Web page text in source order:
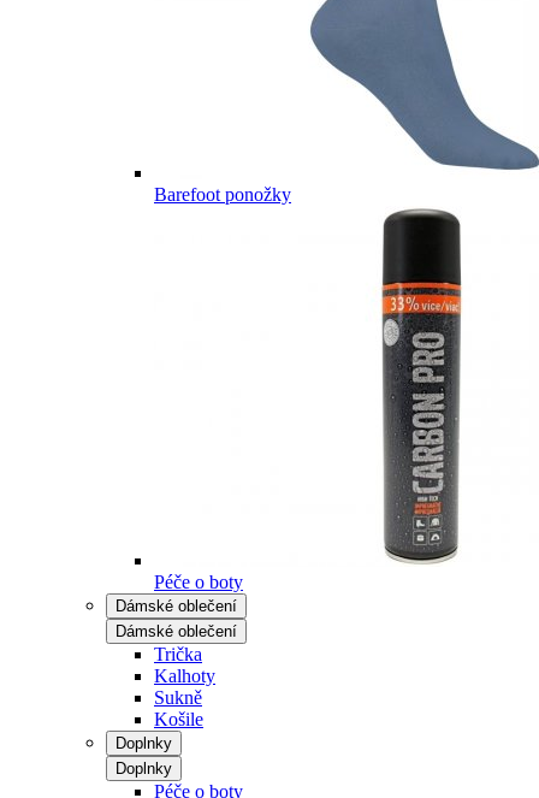
Barefoot ponožky
Péče o boty
Dámské oblečení
Dámské oblečení
Trička
Kalhoty
Sukně
Košile
Doplnky
Doplnky
Péče o boty